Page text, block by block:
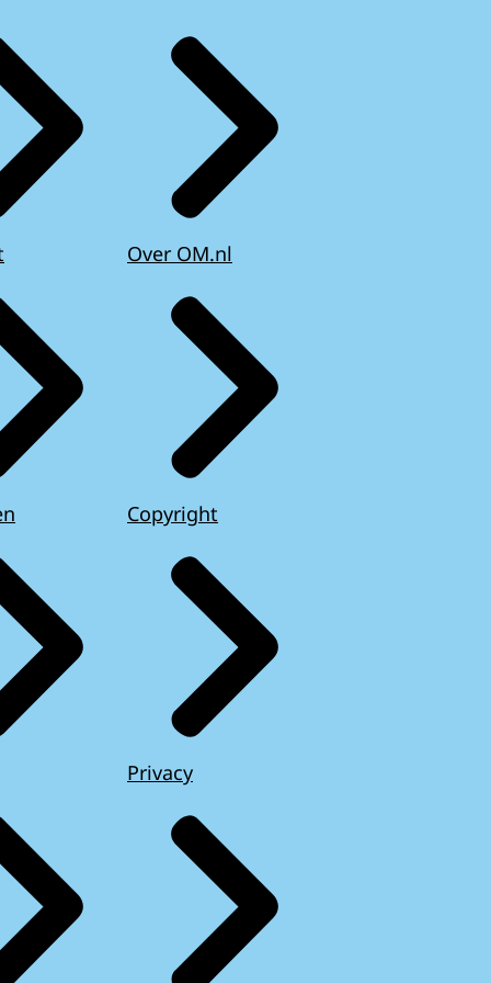
Over OM.nl
Copyright
Privacy